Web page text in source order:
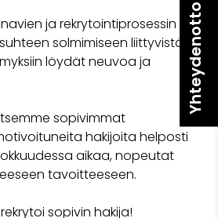
ja rekrytointiprosessin
solmimiseen liittyvistä
löydät neuvoa ja
sopivimmat
hakijoita helposti
aikaa, nopeutat
tavoitteeseen.
sopivin hakija!
Yhteydenotto